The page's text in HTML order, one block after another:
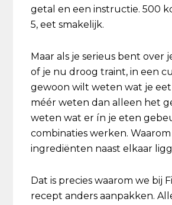
getal en een instructie. 500
5, eet smakelijk.
Maar als je serieus bent over
of je nu droog traint, in een
gewoon wilt weten wat je
méér weten dan alleen het
weten wat er ín je eten
combinaties werken.
ingrediënten naast elkaar
Dat is precies waarom we bij
recept anders aanpakken.